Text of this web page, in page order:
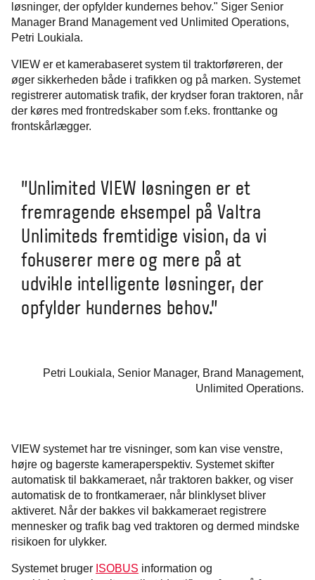
løsninger, der opfylder kundernes behov." Siger Senior
Manager Brand Management ved Unlimited Operations,
Petri Loukiala.
VIEW er et kamerabaseret system til traktorføreren, der
øger sikkerheden både i trafikken og på marken. Systemet
registrerer automatisk trafik, der krydser foran traktoren, når
der køres med frontredskaber som f.eks. fronttanke og
frontskårlægger.
"Unlimited VIEW løsningen er et
fremragende eksempel på Valtra
Unlimiteds fremtidige vision, da vi
fokuserer mere og mere på at
udvikle intelligente løsninger, der
opfylder kundernes behov."
Petri Loukiala, Senior Manager, Brand Management,
Unlimited Operations.
VIEW systemet har tre visninger, som kan vise venstre,
højre og bagerste kameraperspektiv. Systemet skifter
automatisk til bakkameraet, når traktoren bakker, og viser
automatisk de to frontkameraer, når blinklyset bliver
aktiveret. Når der bakkes vil bakkameraet registrere
mennesker og trafik bag ved traktoren og dermed mindske
risikoen for ulykker.
Systemet bruger ISOBUS information og